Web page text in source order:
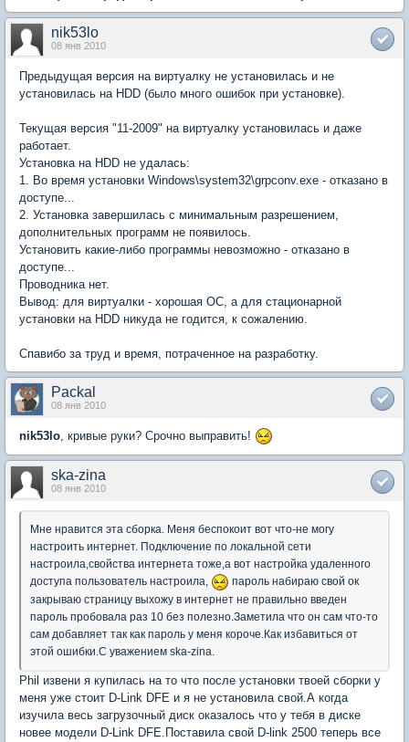
nik53lo
08 янв 2010
Предыдущая версия на виртуалку не установилась и не
установилась на HDD (было много ошибок при установке).
Текущая версия "11-2009" на виртуалку установилась и даже
работает.
Установка на HDD не удалась:
1. Во время установки Windows\system32\grpconv.exe - отказано в
доступе...
2. Установка завершилась с минимальным разрешением,
дополнительных программ не появилось.
Установить какие-либо программы невозможно - отказано в
доступе...
Проводника нет.
Вывод: для виртуалки - хорошая ОС, а для стационарной
установки на HDD никуда не годится, к сожалению.
Спавибо за труд и время, потраченное на разработку.
Packal
08 янв 2010
nik53lo , кривые руки? Срочно выправить!
ska-zina
08 янв 2010
Мне нравится эта сборка. Меня беспокоит вот что-не могу
настроить интернет. Подключение по локальной сети
настроила,свойства интернета тоже,а вот настройка удаленного
доступа пользователь настроила,
пароль набираю свой ок
закрываю страницу выхожу в интернет не правильно введен
пароль пробовала раз 10 без полезно.Заметила что он сам что-то
сам добавляет так как пароль у меня короче.Как избавиться от
этой ошибки.С уважением ska-zina.
Phil извени я купилась на то что после установки твоей сборки у
меня уже стоит D-Link DFE и я не установила свой.А когда
изучила весь загрузочный диск оказалось что у тебя в диске
новее модели D-Link DFE.Поставила свой D-link 2500 теперь все